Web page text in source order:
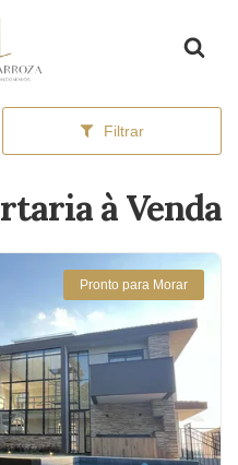
Filtrar
à Venda
Pronto para Morar